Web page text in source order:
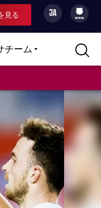
見る JA
filled-badge
www
チーム
LABEL.ARIA.CARETDOWN